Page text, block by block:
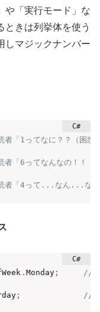
や「実行モード」な
ときは列挙体を使う
しマジックナンバー
「1ってなに？？（困惑
「6ってなんなの！！（
者「4って...なん...な
. Monday ;
//
;
//